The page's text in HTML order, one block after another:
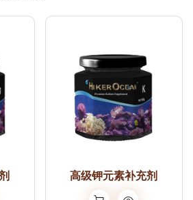
高级钾元素补充剂